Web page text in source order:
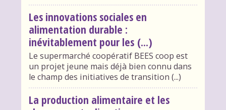
Les innovations sociales en
alimentation durable :
inévitablement pour les (...)
Le supermarché coopératif BEES coop est
un projet jeune mais déjà bien connu dans
le champ des initiatives de transition (...)
La production alimentaire et les